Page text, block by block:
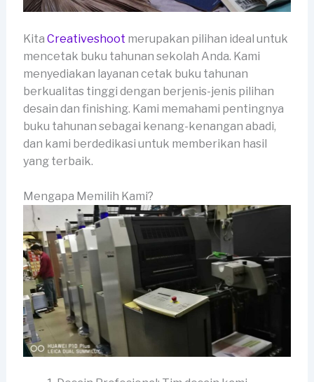
Kita Creativeshoot merupakan pilihan ideal untuk
mencetak buku tahunan sekolah Anda. Kami
menyediakan layanan cetak buku tahunan
berkualitas tinggi dengan berjenis-jenis pilihan
desain dan finishing. Kami memahami pentingnya
buku tahunan sebagai kenang-kenangan abadi,
dan kami berdedikasi untuk memberikan hasil
yang terbaik.
Mengapa Memilih Kami?